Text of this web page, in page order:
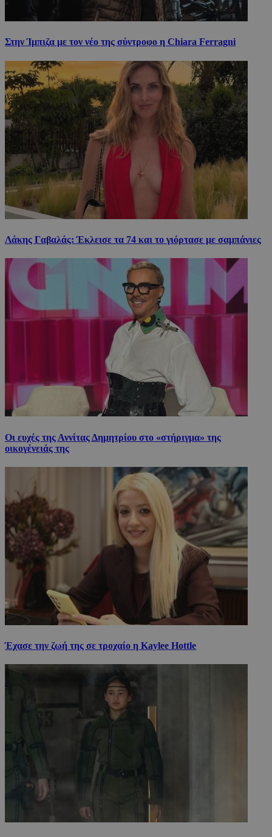
Στην Ίμπιζα με τον νέο της σύντροφο η Chiara Ferragni
Λάκης Γαβαλάς: Έκλεισε τα 74 και το γιόρτασε με σαμπάνιες
Οι ευχές της Αννίτας Δημητρίου στο «στήριγμα» της
οικογένειάς της
Έχασε την ζωή της σε τροχαίο η Kaylee Hottle